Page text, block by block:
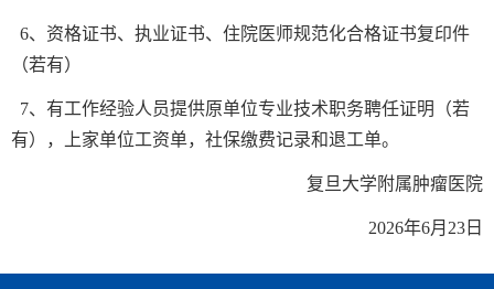
6、资格证书、执业证书、住院医师规范化合格证书复印件
（若有）
7、有工作经验人员提供原单位专业技术职务聘任证明（若
有），上家单位工资单，社保缴费记录和退工单。
复旦大学附属肿瘤医院
2026年6月23日